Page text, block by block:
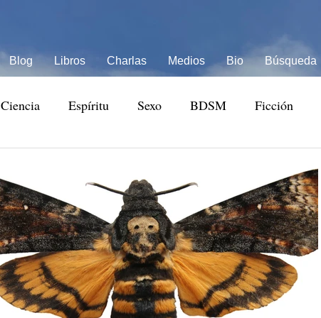
Blog Libros Charlas Medios Bio Búsqueda
Ciencia Espíritu Sexo BDSM Ficción